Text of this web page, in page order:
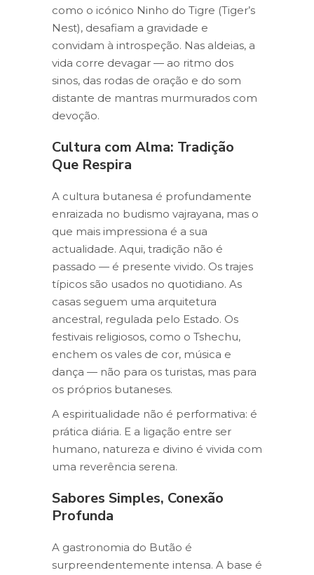
como o icónico Ninho do Tigre (Tiger’s
Nest), desafiam a gravidade e
convidam à introspeção. Nas aldeias, a
vida corre devagar — ao ritmo dos
sinos, das rodas de oração e do som
distante de mantras murmurados com
devoção.
Cultura com Alma: Tradição
Que Respira
A cultura butanesa é profundamente
enraizada no budismo vajrayana, mas o
que mais impressiona é a sua
actualidade. Aqui, tradição não é
passado — é presente vivido. Os trajes
típicos são usados no quotidiano. As
casas seguem uma arquitetura
ancestral, regulada pelo Estado. Os
festivais religiosos, como o Tshechu,
enchem os vales de cor, música e
dança — não para os turistas, mas para
os próprios butaneses.
A espiritualidade não é performativa: é
prática diária. E a ligação entre ser
humano, natureza e divino é vivida com
uma reverência serena.
Sabores Simples, Conexão
Profunda
A gastronomia do Butão é
surpreendentemente intensa. A base é